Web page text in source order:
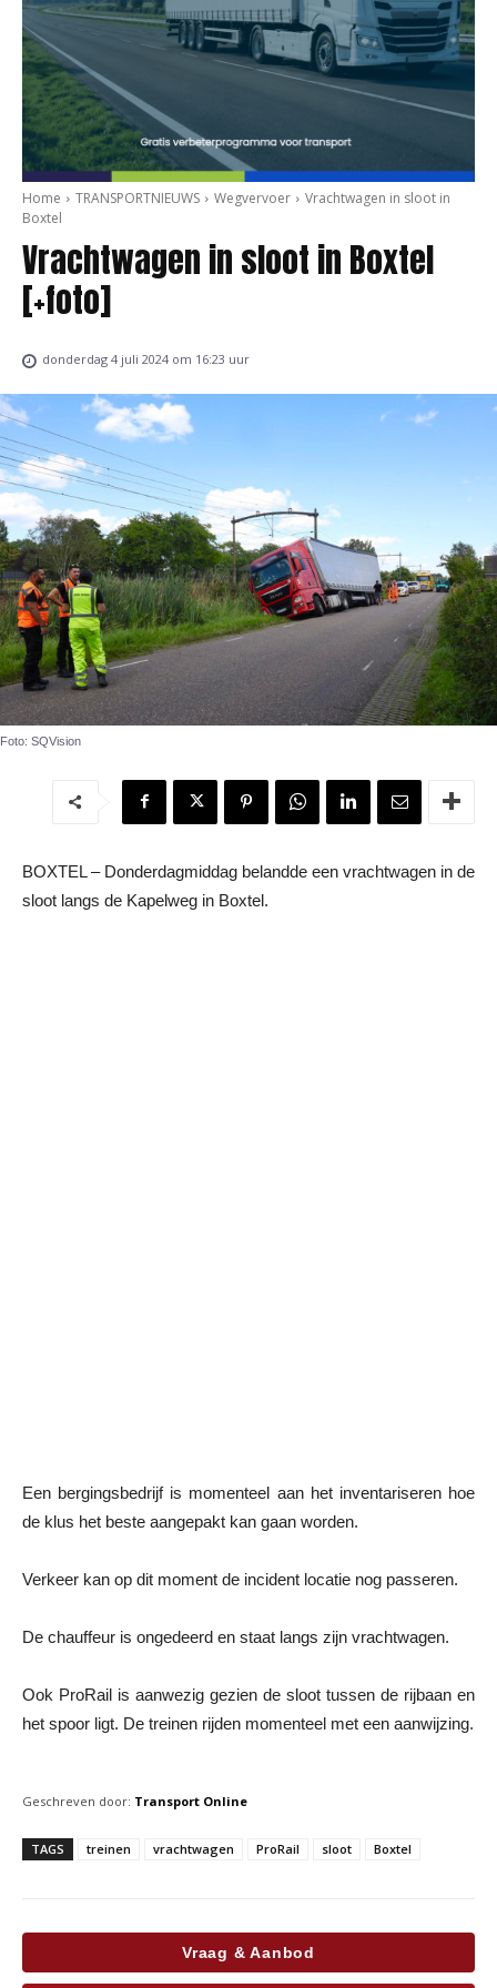
Home TRANSPORTNIEUWS Wegvervoer
Vrachtwagen in sloot in
Boxtel
Vrachtwagen in sloot in Boxtel
[+foto]
donderdag 4 juli 2024 om 16:23 uur
Foto: SQVision
BOXTEL – Donderdagmiddag belandde een vrachtwagen in de
sloot langs de Kapelweg in Boxtel.
Een bergingsbedrijf is momenteel aan het inventariseren hoe
de klus het beste aangepakt kan gaan worden.
Verkeer kan op dit moment de incident locatie nog passeren.
De chauffeur is ongedeerd en staat langs zijn vrachtwagen.
Ook ProRail is aanwezig gezien de sloot tussen de rijbaan en
het spoor ligt. De treinen rijden momenteel met een aanwijzing.
Geschreven door: Transport Online
TAGS treinen vrachtwagen ProRail sloot Boxtel
Vraag & Aanbod